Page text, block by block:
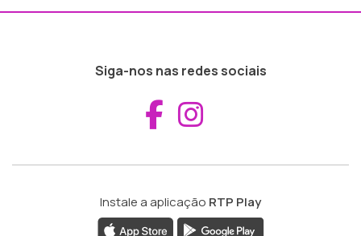
Siga-nos nas redes sociais
Aceder ao
Instale a aplicação RTP Play